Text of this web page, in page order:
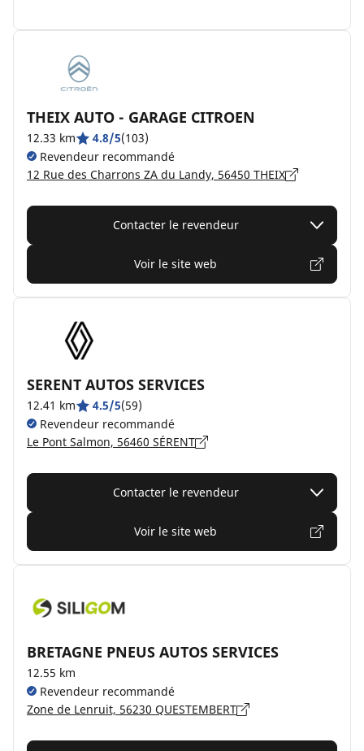
THEIX AUTO - GARAGE CITROEN
12.33 km 4.8/5(103)
Revendeur recommandé
12 Rue des Charrons ZA du Landy, 56450 THEIX
Contacter le revendeur
Voir le site web
SERENT AUTOS SERVICES
12.41 km 4.5/5(59)
Revendeur recommandé
Le Pont Salmon, 56460 SÉRENT
Contacter le revendeur
Voir le site web
BRETAGNE PNEUS AUTOS SERVICES
12.55 km
Revendeur recommandé
Zone de Lenruit, 56230 QUESTEMBERT